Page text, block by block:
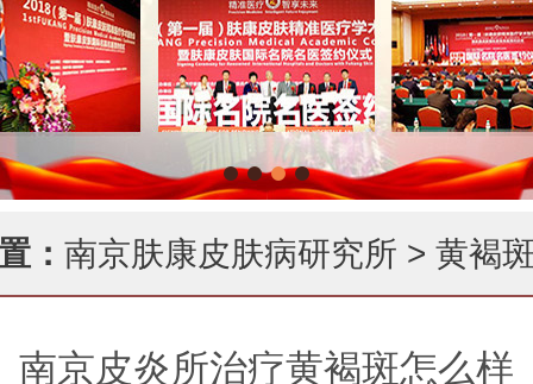
： 南京肤康皮肤病研究所 > 黄褐
南京皮炎所治疗黄褐斑怎么样